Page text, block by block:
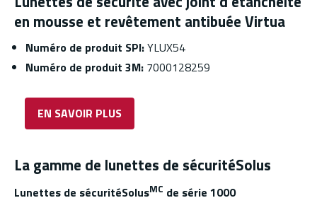
en mousse et revêtement antibuée Virtua
Numéro de produit SPI:YLUX54
Numéro de produit 3M: 7000128259
EN SAVOIR PLUS
La gamme de lunettes de sécuritéSolus
Lunettes de sécuritéSolusMC de série 1000